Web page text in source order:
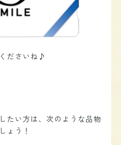
ださいね♪
たい方は、次のような品物
ょう！